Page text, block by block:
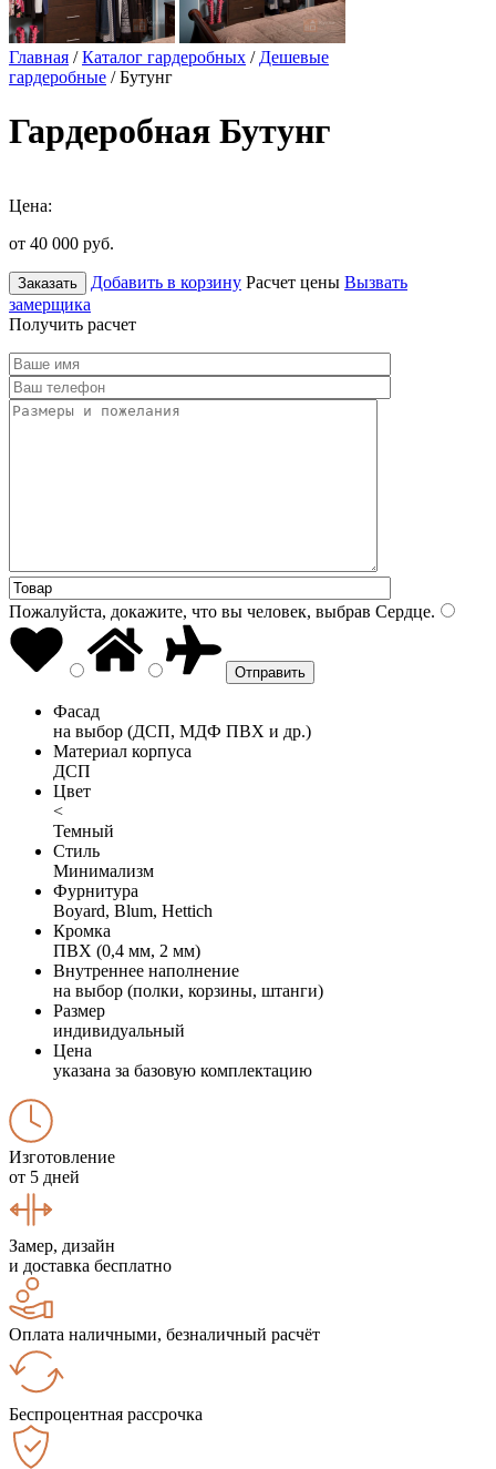
Главная /Каталог гардеробных / Дешевые
гардеробные / Бутунг
Гардеробная Бутунг
Цена:
от 40 000 руб.
Заказать Добавить в корзину Расчет цены Вызвать
замерщика
Получить расчет
Пожалуйста, докажите, что вы человек, выбрав Сердце.
Фасад
на выбор (ДСП, МДФ ПВХ и др.)
Материал корпуса
ДСП
Цвет
<
Темный
Стиль
Минимализм
Фурнитура
Boyard, Blum, Hettich
Кромка
ПВХ (0,4 мм, 2 мм)
Внутреннее наполнение
на выбор (полки, корзины, штанги)
Размер
индивидуальный
Цена
указана за базовую комплектацию
Изготовление
от 5 дней
Замер, дизайн
и доставка бесплатно
Оплата наличными, безналичный расчёт
Беспроцентная рассрочка